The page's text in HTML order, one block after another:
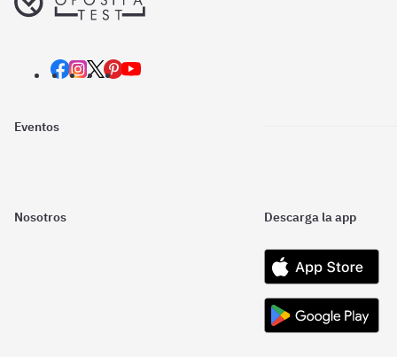
Eventos
Nosotros Descarga la app